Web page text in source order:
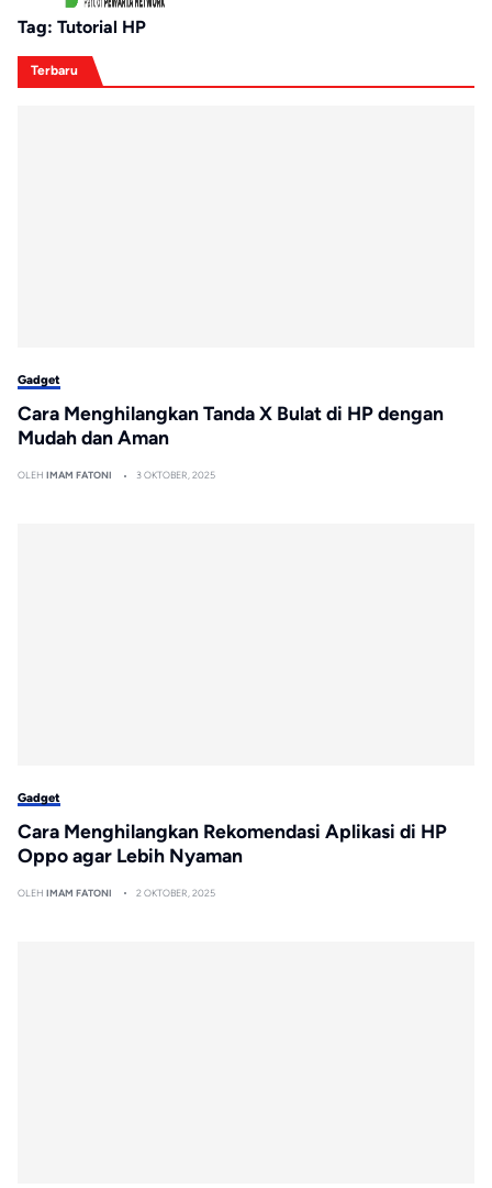
Tag: Tutorial HP
Terbaru
Gadget
Cara Menghilangkan Tanda X Bulat di HP dengan
Mudah dan Aman
OLEH IMAM FATONI 3 OKTOBER, 2025
Gadget
Cara Menghilangkan Rekomendasi Aplikasi di HP
Oppo agar Lebih Nyaman
OLEH IMAM FATONI 2 OKTOBER, 2025